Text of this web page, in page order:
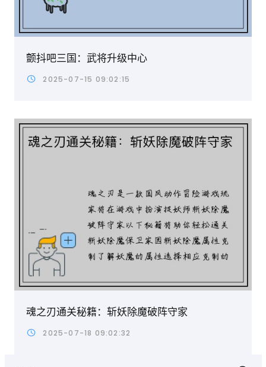
颤抖吧三国：武将升级中心
2025-07-15 09:02:15
魂之刃通关秘籍：斩妖除魔破阵守家
2025-07-18 09:02:32